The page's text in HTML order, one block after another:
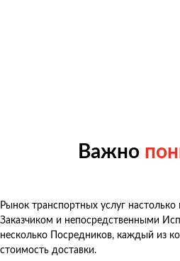
Важно
Рынок транспортных услуг
Заказчиком и непосредственными
несколько Посредников, каждый из
стоимость доставки.